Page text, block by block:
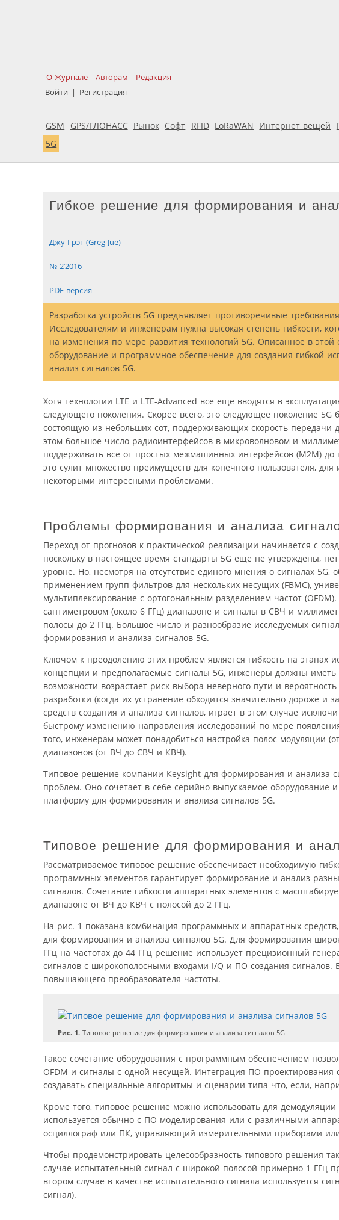
О Журнале Авторам
Редакция
Войти | Регистрация
GSM GPS/ГЛОНАСС Рынок Софт RFID LoRaWAN Интернет вещей
5G
Гибкое решение для формирования и
Джу Грэг (Greg Jue)
№ 2’2016
PDF версия
Разработка устройств 5G предъявляет противоречивые
Исследователям и инженерам нужна высокая степень гибкости,
на изменения по мере развития технологий 5G. Описанное в
оборудование и программное обеспечение для создания гибкой
анализ сигналов 5G.
Хотя технологии LTE и LTE-Advanced все еще вводятся в
следующего поколения. Скорее всего, это следующее поколение
состоящую из небольших сот, поддерживающих скорость
этом большое число радиоинтерфейсов в микроволновом и
поддерживать все от простых межмашинных интерфейсов (M2M)
это сулит множество преимуществ для конечного пользователя,
некоторыми интересными проблемами.
Проблемы формирования и анализа
Переход от прогнозов к практической реализации начинается с
поскольку в настоящее время стандарты 5G еще не утверждены,
уровне. Но, несмотря на отсутствие единого мнения о сигналах
применением групп фильтров для нескольких несущих (FBMC),
мультиплексирование с ортогональным разделением частот
сантиметровом (около 6 ГГц) диапазоне и сигналы в СВЧ и
полосы до 2 ГГц. Большое число и разнообразие исследуемых
формирования и анализа сигналов 5G.
Ключом к преодолению этих проблем является гибкость на этапах
концепции и предполагаемые сигналы 5G, инженеры должны иметь
возможности возрастает риск выбора неверного пути и
разработки (когда их устранение обходится значительно дороже
средств создания и анализа сигналов, играет в этом случае
быстрому изменению направления исследований по мере
того, инженерам может понадобиться настройка полос модуляции
диапазонов (от ВЧ до СВЧ и КВЧ).
Типовое решение компании Keysight для формирования и анализа
проблем. Оно сочетает в себе серийно выпускаемое оборудование
платформу для формирования и анализа сигналов 5G.
Типовое решение для формирования и
Рассматриваемое типовое решение обеспечивает необходимую
програм­мных элементов гарантирует формирование и анализ
сигналов. Сочетание гибкости аппаратных элементов с
диапазоне от ВЧ до КВЧ с полосой до 2 ГГц.
На рис. 1 показана комбинация програм­мных и аппаратных
для формирования и анализа сигналов 5G. Для формирования
ГГц на частотах до 44 ГГц решение использует прецизионный
сигналов с широкополосными входами I/Q и ПО создания
повышающего преобразователя частоты.
Рис. 1. Типовое решение для формирования и анализа сигналов 5G
Такое сочетание оборудования с програм­мным обеспечением
OFDM и сигналы с одной несущей. Интеграция ПО проектирования
создавать специальные алгоритмы и сценарии типа что, если,
Кроме того, типовое решение можно использовать для
используется обычно с ПО моделирования или с различными
осциллограф или ПК, управляющий измерительными приборами
Чтобы продемонстрировать целесообразность типового решения
случае испытательный сигнал с широкой полосой примерно 1 ГГц
втором случае в качестве испытательного сигнала используется
сигнал).